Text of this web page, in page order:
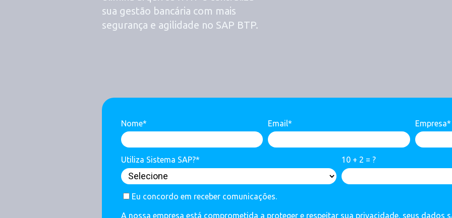
sua gestão bancária com mais
segurança e agilidade no SAP BTP.
Nome* Email* Empresa*
Utiliza Sistema SAP?* 10 + 2 = ?
Eu concordo em receber comunicações.
A nossa empresa está comprometida a proteger e respeitar sua privacidade, seus dados